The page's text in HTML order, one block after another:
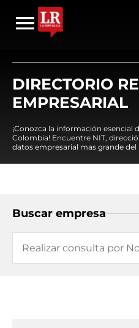
DIRECTORIO
EMPRESARIAL
¡Conozca la información esencial
Colombia! Encuentre NIT,
datos empresarial mas grande del
Buscar empresa